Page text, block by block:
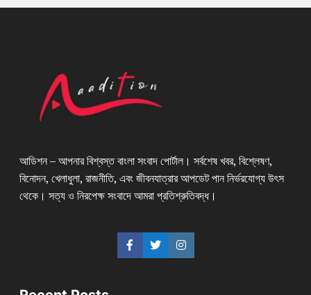
আডিশন – আপনার বিশ্বস্ত বাংলা সংবাদ পোর্টাল। সর্বশেষ খবর, বিশ্লেষণ,
বিনোদন, খেলাধুলা, রাজনীতি, এবং জীবনযাত্রার আপডেট পান নির্ভরযোগ্য উৎস
থেকে। সত্য ও নিরপেক্ষ সংবাদে আমরা প্রতিশ্রুতিবদ্ধ।